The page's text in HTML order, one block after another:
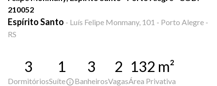
210052
Espírito Santo - Luís Felipe Monmany, 101 - Porto Alegre -
RS
3
Dormitórios
1
Suíte
3
Banheiros
2
Vagas
132 m²
Área Privativa